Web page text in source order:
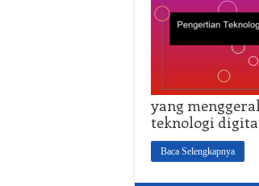
yang
teknologi
Baca Selengkapnya